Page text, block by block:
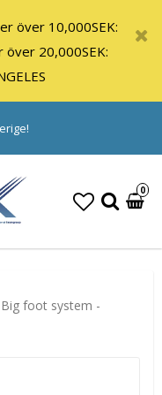
över 10,000SEK:
över 20,000SEK:
0
Big foot system -